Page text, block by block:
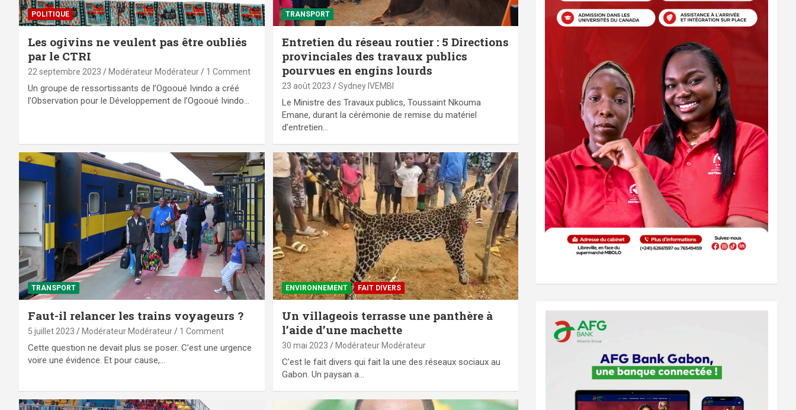
POLITIQUE
Les ogivins ne veulent pas être oubliés
par le CTRI
22 septembre 2023 Modérateur Modérateur 1 Comment
Un groupe de ressortissants de l’Ogooué Ivindo a créé
l’Observation pour le Développement de l’Ogooué Ivindo…
TRANSPORT
Entretien du réseau routier : 5 Directions
provinciales des travaux publics
pourvues en engins lourds
23 août 2023 Sydney IVEMBI
Le Ministre des Travaux publics, Toussaint Nkouma
Emane, durant la cérémonie de remise du matériel
d’entretien…
TRANSPORT
Faut-il relancer les trains voyageurs ?
5 juillet 2023 Modérateur Modérateur 1 Comment
Cette question ne devait plus se poser. C’est une urgence
voire une évidence. Et pour cause,…
ENVIRONNEMENT FAIT DIVERS
Un villageois terrasse une panthère à
l’aide d’une machette
30 mai 2023 Modérateur Modérateur
C’est le fait divers qui fait la une des réseaux sociaux au
Gabon. Un paysan a…